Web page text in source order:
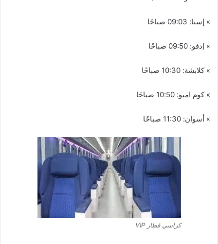
» إسنا: 09:03 صباحًا
» إدفو: 09:50 صباحًا
» كلابشة: 10:30 صباحًا
» كوم امبو: 10:50 صباحًا
» أسوان: 11:30 صباحًا
كراسي قطار VIP